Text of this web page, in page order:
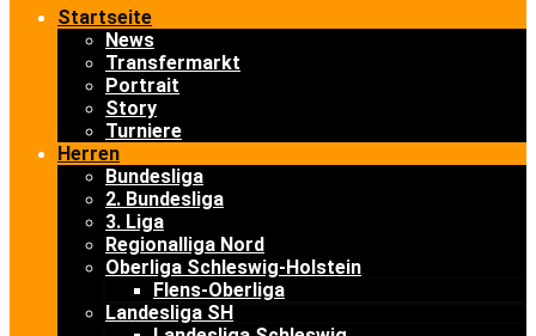
Startseite
News
Transfermarkt
Portrait
Story
Turniere
Herren
Bundesliga
2. Bundesliga
3. Liga
Regionalliga Nord
Oberliga Schleswig-Holstein
Flens-Oberliga
Landesliga SH